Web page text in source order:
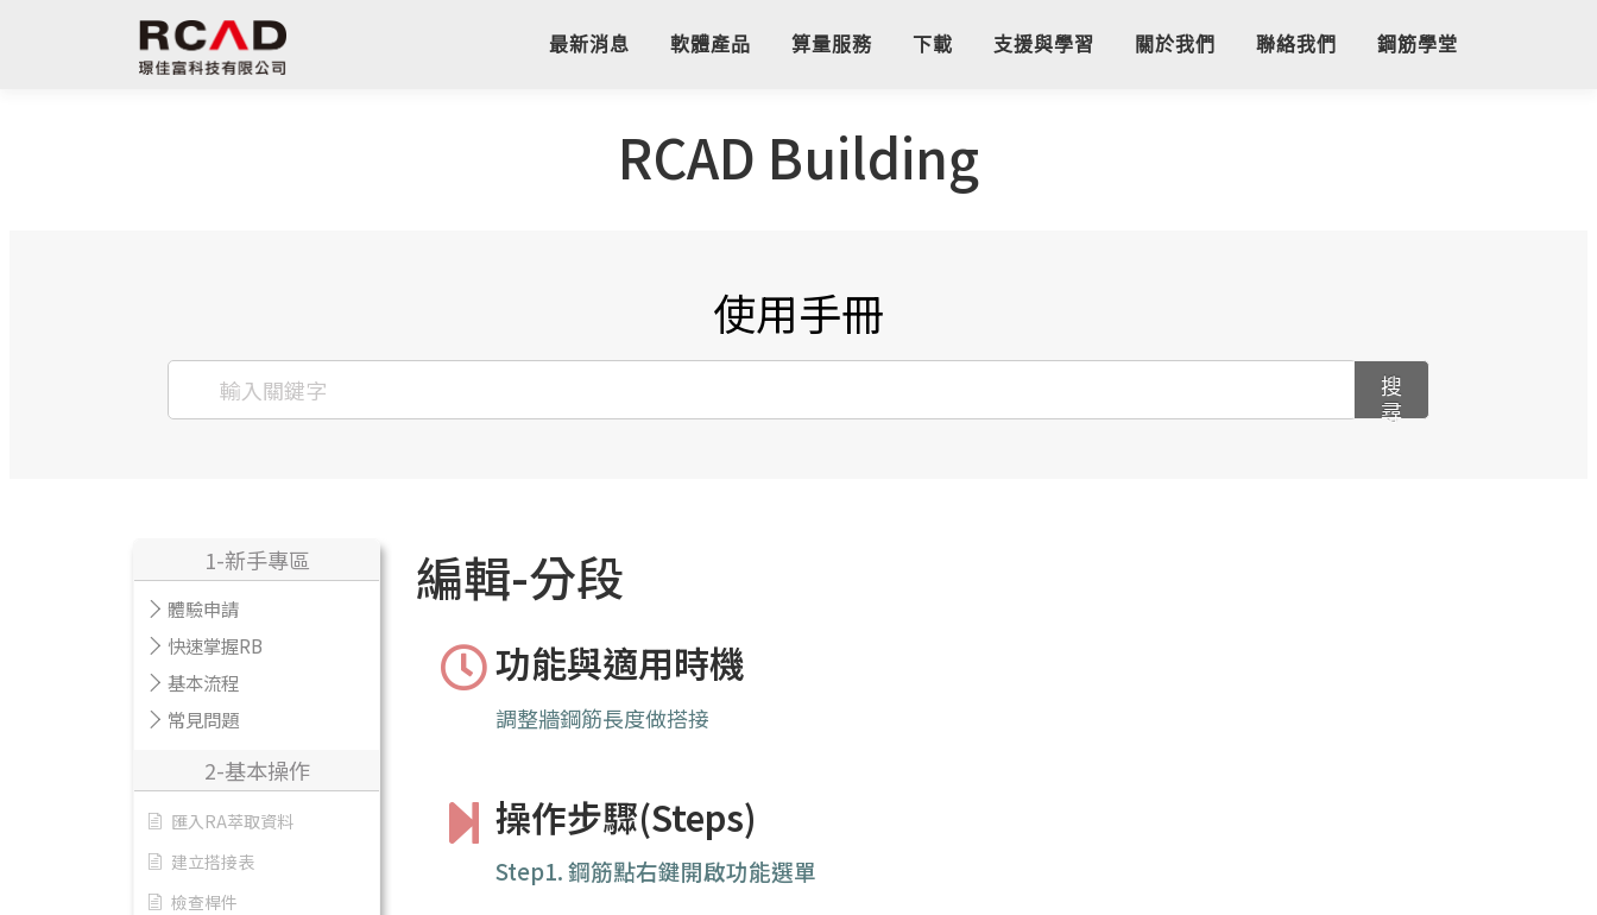
最新消息 軟體產品 算量服務 下載 支援與學習 關於我們 聯絡我們 鋼筋學堂
RCAD Building
使用手冊
搜
尋
1-新手專區
體驗申請
快速掌握RB
基本流程
常見問題
2-基本操作
匯入RA萃取資料
建立搭接表
檢查桿件
編輯-分段
功能與適用時機
調整牆鋼筋長度做搭接
操作步驟(Steps)
Step1.鋼筋點右鍵開啟功能選單